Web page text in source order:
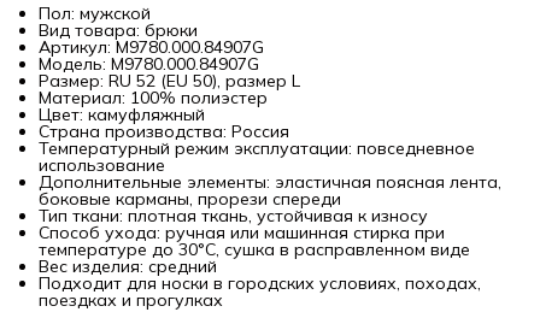
Пол: мужской
Вид товара: брюки
Артикул: M9780.000.84907G
Модель: M9780.000.84907G
Размер: RU 52 (EU 50), размер L
Материал: 100% полиэстер
Цвет: камуфляжный
Страна производства: Россия
Температурный режим эксплуатации: повседневное
использование
Дополнительные элементы: эластичная поясная лента,
боковые карманы, прорези спереди
Тип ткани: плотная ткань, устойчивая к износу
Способ ухода: ручная или машинная стирка при
температуре до 30°C, сушка в расправленном виде
Вес изделия: средний
Подходит для носки в городских условиях, походах,
поездках и прогулках